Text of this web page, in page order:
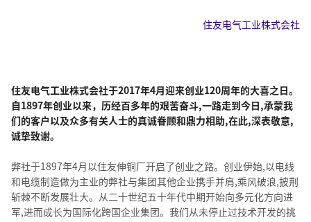
住友电气工业株式会社
住友电气工业株式会社于2017年4月迎来创业120周年的大喜之日。
自1897年创业以来，历经百多年的艰苦奋斗,一路走到今日,承蒙我
们的客户以及众多有关人士的真诚眷顾和鼎力相助,在此,深表敬意,
诚挚致谢。
弊社于1897年4月以住友伸铜厂开启了创业之路。创业伊始,以电线
和电缆制造做为主业的弊社与集团其他企业携手并肩,乘风破浪,披荆
斩棘不断发展壮大。从二十世纪五十年代中期开始向多元化方向进
军,进而成长为国际化跨国企业集团。我们从未停止过技术开发的挑